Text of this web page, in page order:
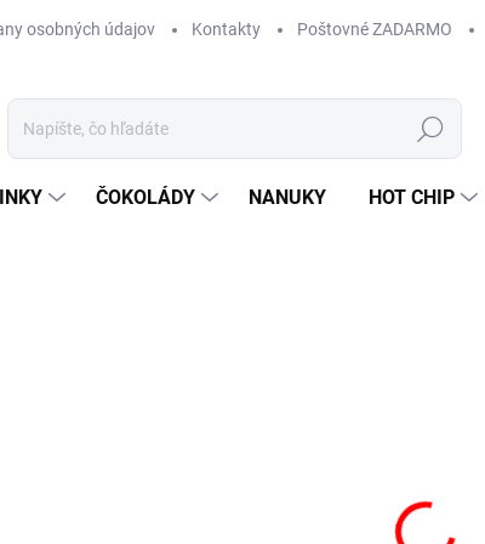
osobných údajov Kontakty Poštovné ZADARMO
Hľadať
ČOKOLÁDY NANUKY HOT CHIP